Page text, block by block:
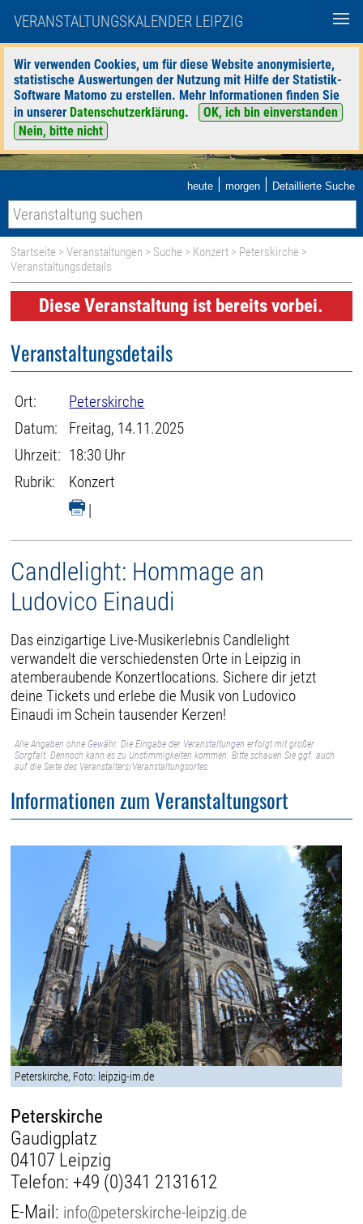
VERANSTALTUNGSKALENDER LEIPZIG
Wir verwenden Cookies, um für diese Website anonymisierte,
statistische Auswertungen der Nutzung mit Hilfe der Statistik-
Software Matomo zu erstellen. Mehr Informationen finden Sie
in unserer Datenschutzerklärung.
OK, ich bin einverstanden
Nein, bitte nicht
heute | morgen | Detaillierte Suche
Startseite >Veranstaltungen > Suche > Konzert > Peterskirche >
Veranstaltungsdetails
Diese Veranstaltung ist bereits vorbei.
Veranstaltungsdetails
Ort:
Peterskirche
Datum:
Freitag, 14.11.2025
Uhrzeit: 18:30 Uhr
Rubrik:
Konzert
|
Candlelight: Hommage an
Ludovico Einaudi
Das einzigartige Live-Musikerlebnis Candlelight
verwandelt die verschiedensten Orte in Leipzig in
atemberaubende Konzertlocations. Sichere dir jetzt
deine Tickets und erlebe die Musik von Ludovico
Einaudi im Schein tausender Kerzen!
Alle Angaben ohne Gewähr. Die Eingabe der Veranstaltungen erfolgt mit großer
Sorgfalt. Dennoch kann es zu Unstimmigkeiten kommen. Bitte schauen Sie ggf. auch
auf die Seite des Veranstalters/Veranstaltungsortes.
Informationen zum Veranstaltungsort
Peterskirche, Foto: leipzig-im.de
Peterskirche
Gaudigplatz
04107 Leipzig
Telefon: +49 (0)341 2131612
E-Mail: info@peterskirche-leipzig.de